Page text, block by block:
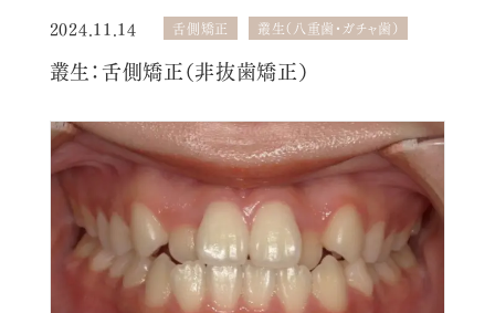
2024.11.14 舌側矯正 叢生（八重歯・ガチャ歯）
叢生：舌側矯正（非抜歯矯正）